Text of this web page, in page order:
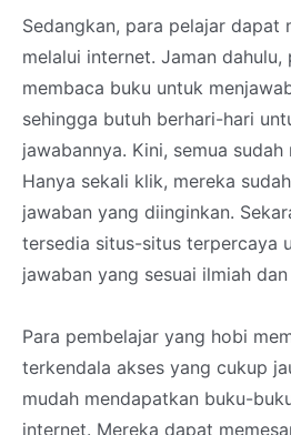
Sedangkan, para pelajar dapat
melalui internet. Jaman dahulu,
membaca buku untuk
sehingga butuh berhari-hari
jawabannya. Kini, semua
Hanya sekali klik, mereka
jawaban yang diinginkan.
tersedia situs-situs terpercaya
jawaban yang sesuai ilmiah
Para pembelajar yang hobi
terkendala akses yang cukup
mudah mendapatkan buku-
internet. Mereka dapat